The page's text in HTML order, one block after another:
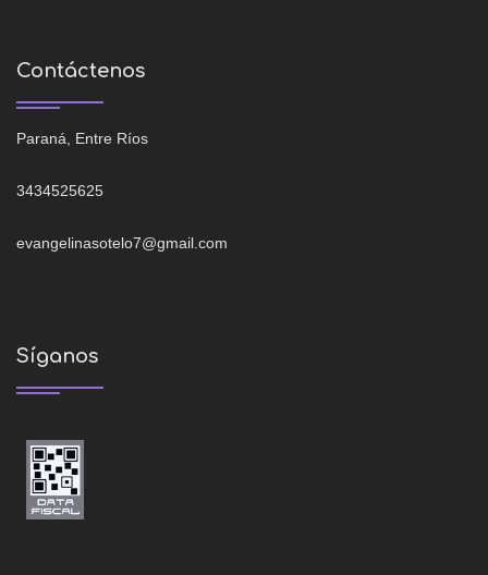
Contáctenos
Paraná, Entre Ríos
3434525625
evangelinasotelo7@gmail.com
Síganos